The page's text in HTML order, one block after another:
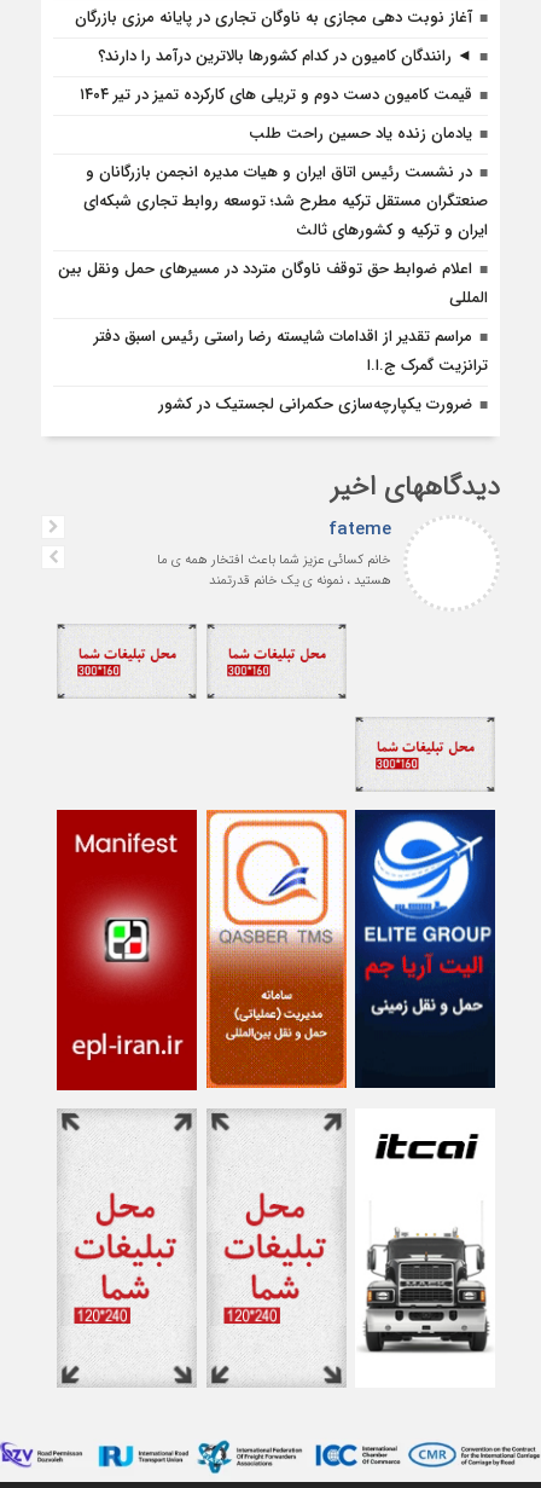
آغاز نوبت دهی مجازی به ناوگان تجاری در پایانه مرزی بازرگان
◄ رانندگان کامیون در کدام کشورها بالاترین درآمد را دارند؟
قیمت کامیون دست دوم و تریلی‌ های کارکرده تمیز در تیر ۱۴۰۴
یادمان زنده یاد حسین راحت طلب
در نشست رئیس اتاق ایران و هیات مدیره انجمن بازرگانان و
صنعتگران مستقل ترکیه مطرح شد؛ توسعه روابط تجاری شبکه‌ای
ایران و ترکیه و کشورهای ثالث
اعلام ضوابط حق توقف ناوگان متردد در مسيرهاى حمل ونقل بين
المللى
مراسم تقدیر از اقدامات شایسته رضا راستی رئیس اسبق دفتر
ترانزیت گمرک ج.ا.ا
ضرورت یکپارچه‌‌سازی حکمرانی لجستیک در کشور
دیدگاههای اخیر
fateme
خانم کسائی عزیز شما باعث افتخار همه ی ما
هستید ، نمونه ی یک خانم قدرتمند